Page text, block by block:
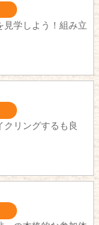
見学しよう！組み立
クリングするも良